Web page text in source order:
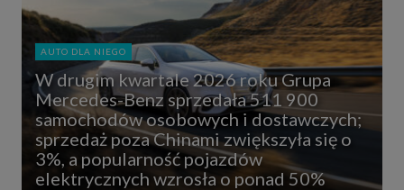
AUTO DLA NIEGO
W drugim kwartale 2026 roku Grupa
Mercedes-Benz sprzedała 511 900
samochodów osobowych i dostawczych;
sprzedaż poza Chinami zwiększyła się o
3%, a popularność pojazdów
elektrycznych wzrosła o ponad 50%